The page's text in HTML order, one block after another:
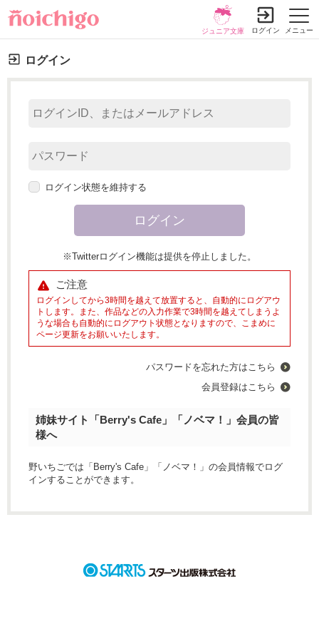
メニュー
ジュニア文庫 ログイン
ログイン
ログイン状態を維持する
※Twitterログイン機能は提供を停止しました。
ご注意
ログインしてから3時間を越えて放置すると、自動的にログアウ
トします。また、作品などの入力作業で3時間を越えてしまうよ
うな場合も自動的にログアウト状態となりますので、こまめに
ページ更新をお願いいたします。
パスワードを忘れた方はこちら
会員登録はこちら
姉妹サイト「Berry's Cafe」「ノベマ！」会員の皆
様へ
野いちごでは「Berry's Cafe」「ノベマ！」の会員情報でログ
インすることができます。